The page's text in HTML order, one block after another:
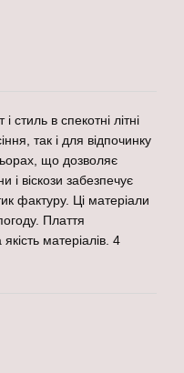
в спекотні літні
так і для відпочинку
що дозволяє
і віскози забезпечує
фактуру. Ці матеріали
Плаття
матеріалів. 4